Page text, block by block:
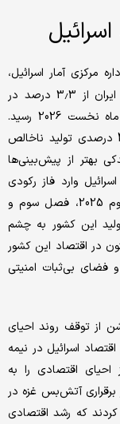
مرکزی آمار اسرائیل،
رشد اقتصادی این کشور با تشدید درگیری‌ها با ایران از 3.3 درصد در
فصل چهارم 2025 به منفی 3.3 درصد در سه‌ماه نخست 2026 رسید.
ناگفته نماند که اقتصاددانان در انتظار کاهش 4 درصدی تولید ناخالص
بهتر از پیش‌بینی‌ها
وارد فاز رکودی
شده، در بازه‌های زمانی متعدد از جمله فصل دوم 2025، فصل سوم و
تولید این کشور به چشم
در اقتصاد این کشور
فضای بی‌ثبات امنیتی
از توقف روند احیای
اسرائیل در نیمه
از احیای اقتصادی را به
آتش‌بس غزه در
کردند که رشد اقتصادی